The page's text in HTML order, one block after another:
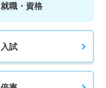
就職・資格
入試